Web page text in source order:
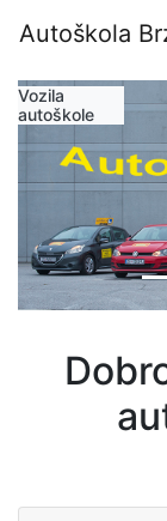
Autoškola
Vozila
autoškole